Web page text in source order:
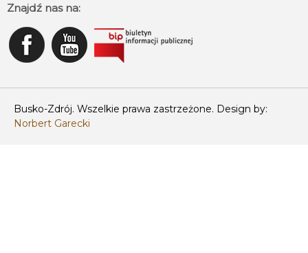
Znajdź nas na:
Busko-Zdrój. Wszelkie prawa zastrzeżone. Design by:
Norbert Garecki